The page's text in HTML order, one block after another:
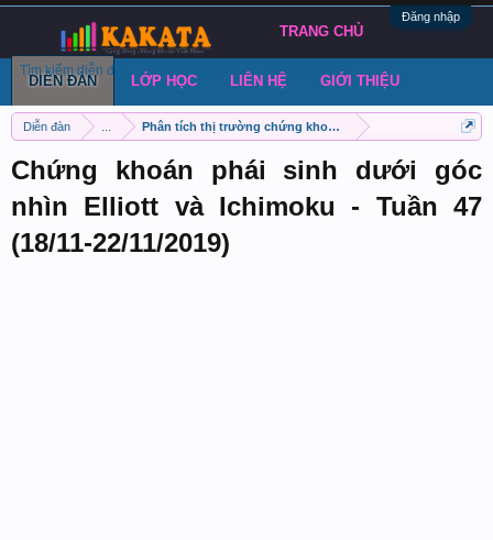
Đăng nhập
Diễn đàn Phân tích thị trường chứng khoán phái sinh VN30
Chứng khoán phái sinh dưới góc
nhìn Elliott và Ichimoku - Tuần 47
(18/11-22/11/2019)
TRANG CHỦ
DIỄN ĐÀN
Tìm kiếm diễn đàn Bài viết gần đây Đăng chủ đề
LỚP HỌC LIÊN HỆ GIỚI THIỆU